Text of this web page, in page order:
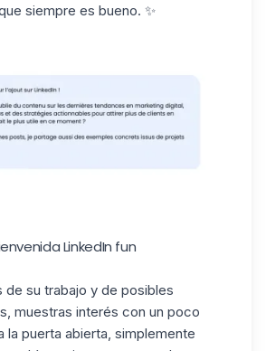
siempre es bueno. ✨
LinkedIn fun
de su trabajo y de posibles
muestras interés con un poco
la puerta abierta, simplemente